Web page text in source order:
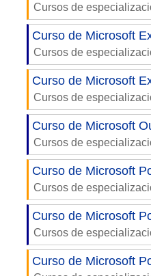
Cursos de
Curso de Microsoft
Cursos de
Curso de Microsoft
Cursos de
Curso de Microsoft
Cursos de
Curso de Microsoft
Cursos de
Curso de Microsoft
Cursos de
Curso de Microsoft